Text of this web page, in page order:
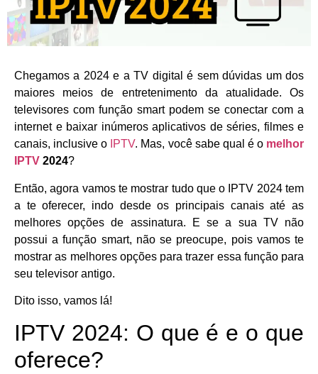
Chegamos a 2024 e a TV digital é sem dúvidas um dos
maiores meios de entretenimento da atualidade. Os
televisores com função smart podem se conectar com a
internet e baixar inúmeros aplicativos de séries, filmes e
canais, inclusive o IPTV. Mas, você sabe qual é o melhor
IPTV 2024?
Então, agora vamos te mostrar tudo que o IPTV 2024 tem
a te oferecer, indo desde os principais canais até as
melhores opções de assinatura. E se a sua TV não
possui a função smart, não se preocupe, pois vamos te
mostrar as melhores opções para trazer essa função para
seu televisor antigo.
Dito isso, vamos lá!
IPTV 2024: O que é e o que
oferece?